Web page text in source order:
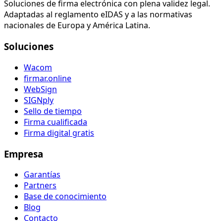
Soluciones de firma electrónica con plena validez legal.
Adaptadas al reglamento eIDAS y a las normativas
nacionales de Europa y América Latina.
Soluciones
Wacom
firmar.online
WebSign
SIGNply
Sello de tiempo
Firma cualificada
Firma digital gratis
Empresa
Garantías
Partners
Base de conocimiento
Blog
Contacto